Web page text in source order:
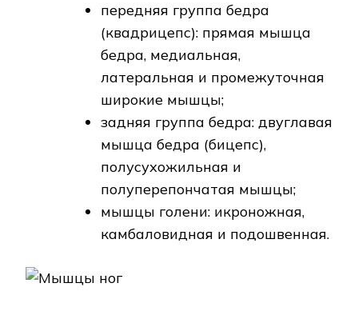
передняя группа бедра
(квадрицепс): прямая мышца
бедра, медиальная,
латеральная и промежуточная
широкие мышцы;
задняя группа бедра: двуглавая
мышца бедра (бицепс),
полусухожильная и
полуперепончатая мышцы;
мышцы голени: икроножная,
камбаловидная и подошвенная.